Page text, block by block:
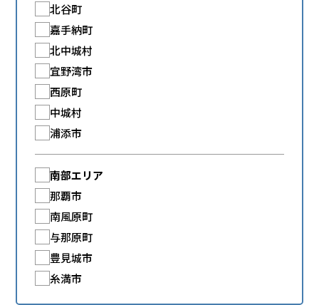
北谷町
嘉手納町
北中城村
宜野湾市
西原町
中城村
浦添市
南部エリア
那覇市
南風原町
与那原町
豊見城市
糸満市